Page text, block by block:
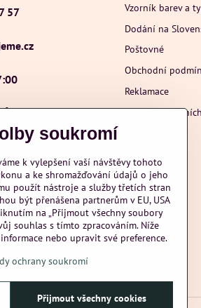
57
u Brna, 664 53
Youtube
smlouvy
Vzorník barev a
Dodání na
Poštovné
Obchodní
Reklamace
Ochrana
soukromí
k vylepšení vaší návštěvy tohoto
a ke shromažďování údajů o jeho
použít nástroje a služby třetích stran
být přenášena partnerům v EU, USA
na „Přijmout všechny soubory
souhlas s tímto zpracováním. Níže
nebo upravit své preference.
ochrany soukromí
Přijmout všechny cookies